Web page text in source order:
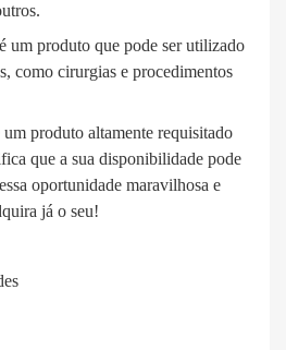
um produto que pode ser utilizado
como cirurgias e procedimentos
produto altamente requisitado
que a sua disponibilidade pode
oportunidade maravilhosa e
já o seu!